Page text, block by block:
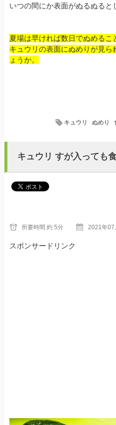
いつの間にか表面がぬるぬると
夏場は早ければ数日でぬめるこ
キュウリの表面にぬめりが見ら
ょうか。
キュウリ ぬめり
キュウリ すが入っても
所要時間 約 5分 2021年07
スポンサードリンク